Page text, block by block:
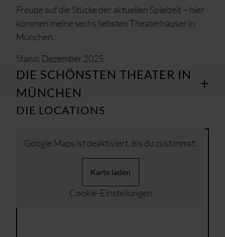
Freude auf die Stücke der aktuellen Spielzeit – hier
kommen meine sechs liebsten Theaterhäuser in
München.
Stand: Dezember 2025.
DIE SCHÖNSTEN THEATER IN
MÜNCHEN
DIE LOCATIONS
Google Maps ist deaktiviert, bis du zustimmst.
Karte laden
Cookie-Einstellungen